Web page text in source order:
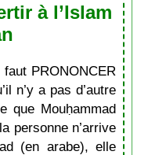
à l’Islam
PRONONCER
n’y a pas d’autre
que Mouḥammad
personne n’arrive
(en arabe), elle